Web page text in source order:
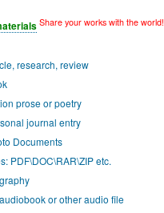
Share your works with the world!
research, review
prose or poetry
journal entry
Documents
PDF\DOC\RAR\ZIP etc.
or other audio file